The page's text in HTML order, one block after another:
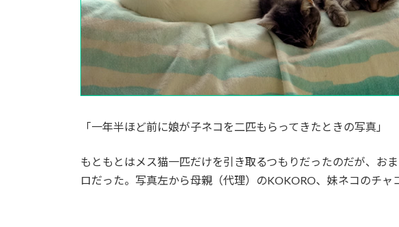
「一年半ほど前に娘が子ネコを二匹もらってきたときの写真」
もともとはメス猫一匹だけを引き取るつもりだったのだが、お
ロだった。写真左から母親（代理）のKOKORO、妹ネコのチャ